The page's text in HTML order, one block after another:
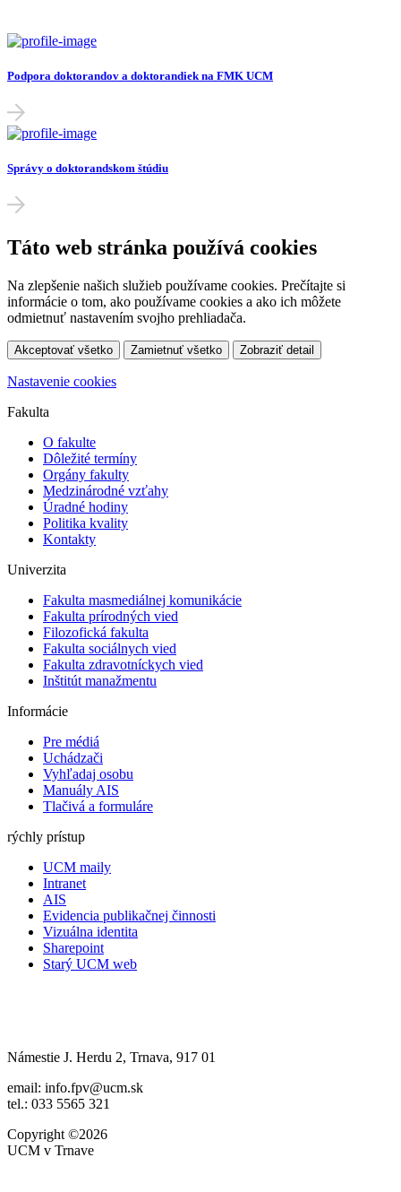
Podpora doktorandov a doktorandiek na FMK UCM
Správy o doktorandskom štúdiu
Táto web stránka používá cookies
Na zlepšenie našich služieb používame cookies. Prečítajte si
informácie o tom, ako používame cookies a ako ich môžete
odmietnuť nastavením svojho prehliadača.
Akceptovať všetko Zamietnuť všetko Zobraziť detail
Nastavenie cookies
Fakulta
O fakulte
Dôležité termíny
Orgány fakulty
Medzinárodné vzťahy
Úradné hodiny
Politika kvality
Kontakty
Univerzita
Fakulta masmediálnej komunikácie
Fakulta prírodných vied
Filozofická fakulta
Fakulta sociálnych vied
Fakulta zdravotníckych vied
Inštitút manažmentu
Informácie
Pre médiá
Uchádzači
Vyhľadaj osobu
Manuály AIS
Tlačivá a formuláre
rýchly prístup
UCM maily
Intranet
AIS
Evidencia publikačnej činnosti
Vizuálna identita
Sharepoint
Starý UCM web
Námestie J. Herdu 2, Trnava, 917 01
email: info.fpv@ucm.sk
tel.: 033 5565 321
Copyright ©2026
UCM v Trnave